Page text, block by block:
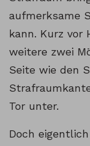
aufmerksame
kann. Kurz vor
weitere zwei
Seite wie den
Tor unter.
Doch